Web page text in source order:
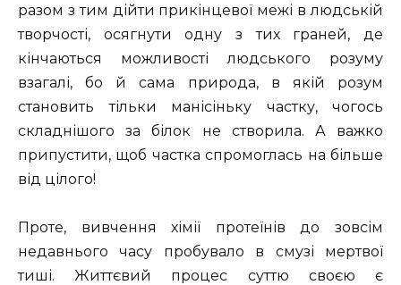
разом з тим дійти прикінцевої межі в людській
творчості, осягнути одну з тих граней, де
кінчаються можливості людського розуму
взагалі, бо й сама природа, в якій розум
становить тільки манісіньку частку, чогось
складнішого за білок не створила. А важко
припустити, щоб частка спромоглась на більше
від цілого!
Проте, вивчення хімії протеїнів до зовсім
недавнього часу пробувало в смузі мертвої
тиші. Життєвий процес суттю своєю є